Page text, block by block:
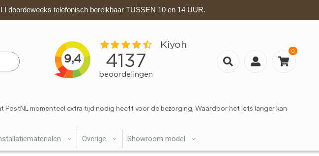
doordeweeks telefonisch bereikbaar TUSSEN 10 en 14 UUR.
0
momenteel extra tijd nodig heeft voor de bezorging, Waardoor het iets langer kan
Overige Showroom model